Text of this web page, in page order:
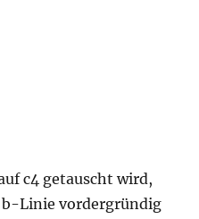
c4 getauscht wird,
Linie vordergründig